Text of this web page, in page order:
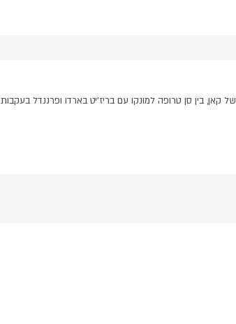
בין סן טרופה למונקו עם בריז'יט בארדו ופרננדל בעקבות